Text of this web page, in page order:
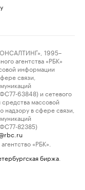
1995–
агентства «РБК»
информации
связи,
63848) и сетевого
средства массовой
в сфере связи,
82385)
«РБК».
биржа